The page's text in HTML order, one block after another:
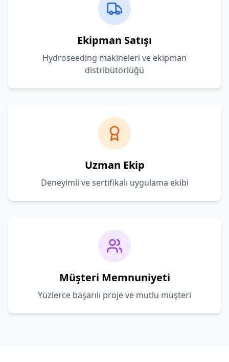
Ekipman Satışı
Hydroseeding makineleri ve ekipman
distribütörlüğü
Uzman Ekip
Deneyimli ve sertifikalı uygulama ekibi
Müşteri Memnuniyeti
Yüzlerce başarılı proje ve mutlu müşteri